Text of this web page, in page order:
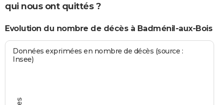
qui nous ont quittés ?
Evolution du nombre de décès à Badménil-aux-Bois
Données exprimées en nombre de décès (source :
Insee)